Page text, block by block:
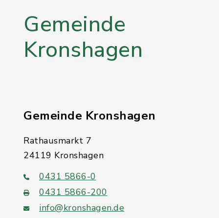
Gemeinde
Kronshagen
Gemeinde Kronshagen
Rathausmarkt 7
24119 Kronshagen
0431 5866-0
0431 5866-200
info@kronshagen.de